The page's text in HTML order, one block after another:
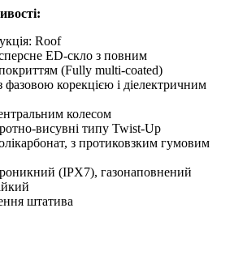
Roof
ED-скло з повним
(Fully multi-coated)
корекцією і діелектричним
колесом
висувні типу Twist-Up
з протиковзким гумовим
(IPX7), газонаповнений
штатива